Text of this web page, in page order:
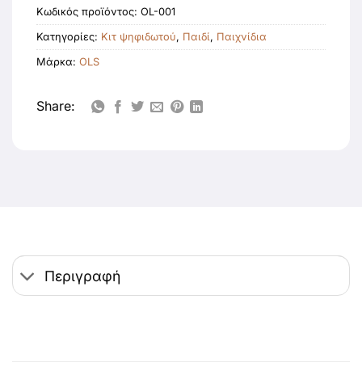
Κωδικός προϊόντος: OL-001
Κατηγορίες: Κιτ ψηφιδωτού, Παιδί, Παιχνίδια
Μάρκα: OLS
Share:
Περιγραφή